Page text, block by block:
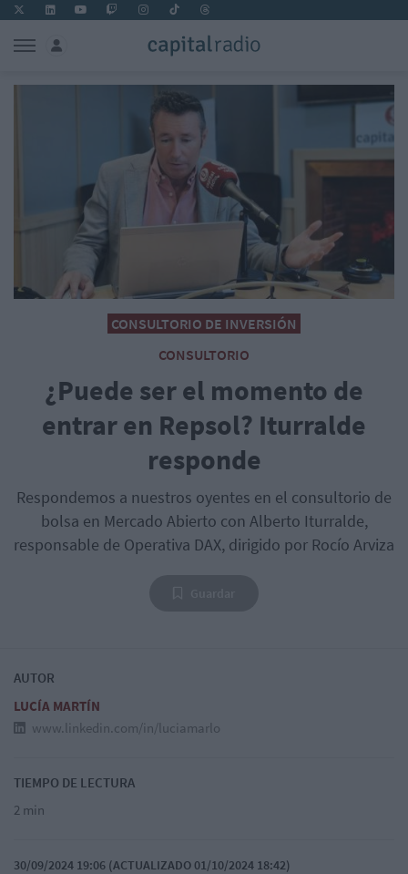
CONSULTORIO DE INVERSIÓN
CONSULTORIO
¿Puede ser el momento de
entrar en Repsol? Iturralde
responde
Respondemos a nuestros oyentes en el consultorio de
bolsa en Mercado Abierto con Alberto Iturralde,
responsable de Operativa DAX, dirigido por Rocío Arviza
AUTOR
LUCÍA MARTÍN
www.linkedin.com/in/luciamarlo
TIEMPO DE LECTURA
2 min
30/09/2024 19:06 (ACTUALIZADO 01/10/2024 18:42)